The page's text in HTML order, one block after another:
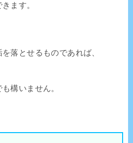
ます。
落とせるものであれば、
構いません。